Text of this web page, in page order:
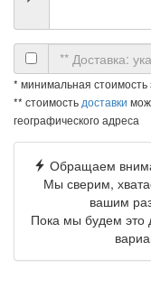
* минимальная стоимость
** стоимость доставки
географического адреса
Обращаем
Мы сверим,
вашим
Пока мы будем это